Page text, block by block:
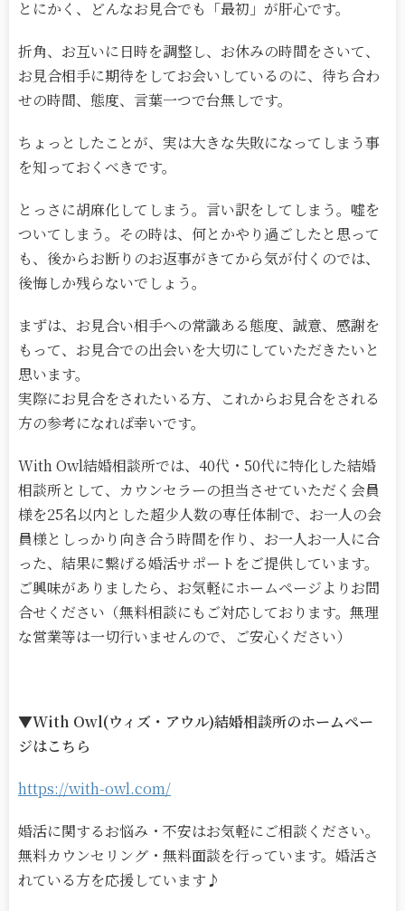
とにかく、どんなお見合でも「最初」が肝心です。
折角、お互いに日時を調整し、お休みの時間をさいて、
お見合相手に期待をしてお会いしているのに、待ち合わ
せの時間、態度、言葉一つで台無しです。
ちょっとしたことが、実は大きな失敗になってしまう事
を知っておくべきです。
とっさに胡麻化してしまう。言い訳をしてしまう。嘘を
ついてしまう。その時は、何とかやり過ごしたと思って
も、後からお断りのお返事がきてから気が付くのでは、
後悔しか残らないでしょう。
まずは、お見合い相手への常識ある態度、誠意、感謝を
もって、お見合での出会いを大切にしていただきたいと
思います。
実際にお見合をされたいる方、これからお見合をされる
方の参考になれば幸いです。
With Owl結婚相談所では、40代・50代に特化した結婚
相談所として、カウンセラーの担当させていただく会員
様を25名以内とした超少人数の専任体制で、お一人の会
員様としっかり向き合う時間を作り、お一人お一人に合
った、結果に繋げる婚活サポートをご提供しています。
ご興味がありましたら、お気軽にホームページよりお問
合せください（無料相談にもご対応しております。無理
な営業等は一切行いませんので、ご安心ください）
▼With Owl(ウィズ・アウル)結婚相談所のホームペー
ジはこちら
https://with-owl.com/
婚活に関するお悩み・不安はお気軽にご相談ください。
無料カウンセリング・無料面談を行っています。婚活さ
れている方を応援しています♪